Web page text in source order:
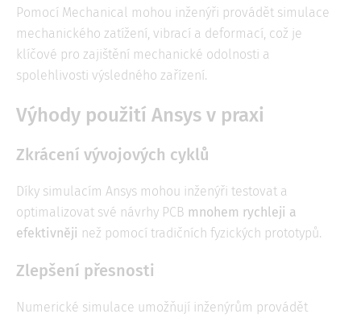
Pomocí Mechanical mohou inženýři provádět simulace
mechanického zatížení, vibrací a deformací, což je
klíčové pro zajištění mechanické odolnosti a
spolehlivosti výsledného zařízení.
Výhody použití Ansys v praxi
Zkrácení vývojových cyklů
Díky simulacím Ansys mohou inženýři testovat a
optimalizovat své návrhy PCB mnohem rychleji a
efektivněji než pomocí tradičních fyzických prototypů.
Zlepšení přesnosti
Numerické simulace umožňují inženýrům provádět